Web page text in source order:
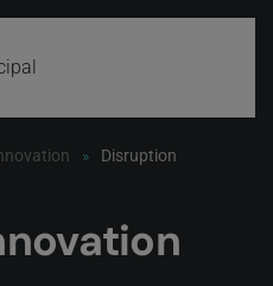
Disruption